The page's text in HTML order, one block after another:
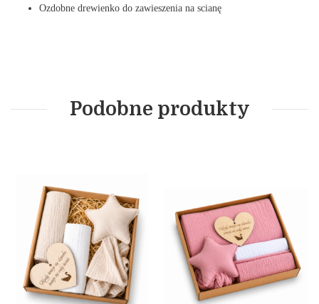
Ozdobne drewienko do zawieszenia na scianę
Podobne produkty